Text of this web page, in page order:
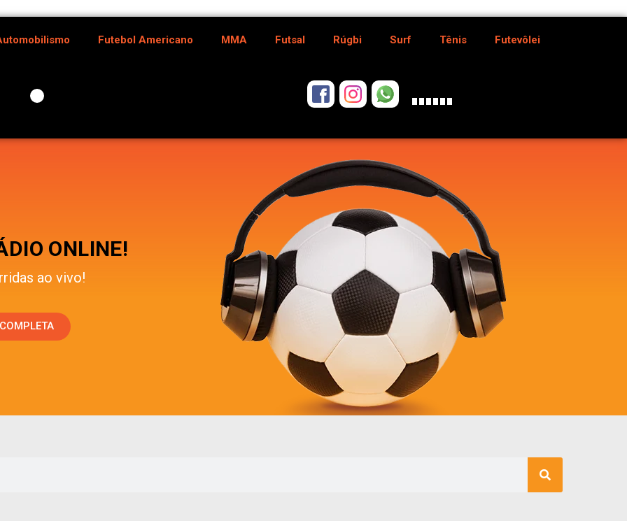
Futebol Americano MMA Futsal Rúgbi Surf Tênis Futevôlei
ONLINE!
ao vivo!